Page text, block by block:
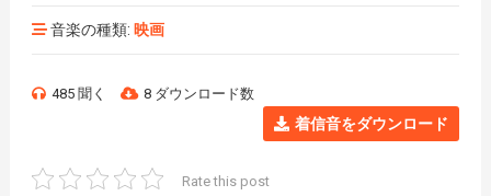
音楽の種類: 映画
485 聞く 8 ダウンロード数
着信音をダウンロード
Rate this post